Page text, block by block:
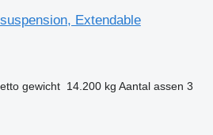
Extendable
gewicht 14.200 kg Aantal assen 3